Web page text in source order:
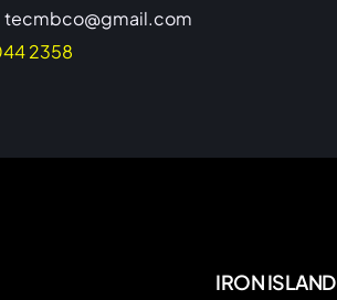
tecmbco@gmail.com
2358
IRON ISLAND